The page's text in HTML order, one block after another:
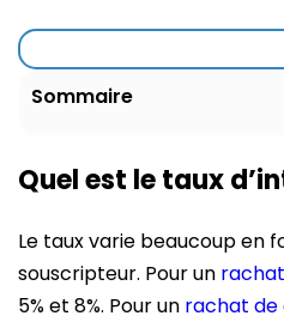
Sommaire
Quel est le taux
Le taux varie beaucoup en
souscripteur. Pour un
5% et 8%. Pour un rachat de